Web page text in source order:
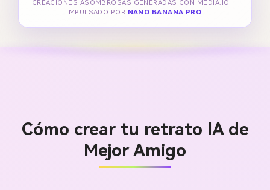
CREACIONES ASOMBROSAS GENERADAS CON MEDIA.IO —
IMPULSADO POR NANO BANANA PRO.
Cómo crear tu retrato IA de
Mejor Amigo